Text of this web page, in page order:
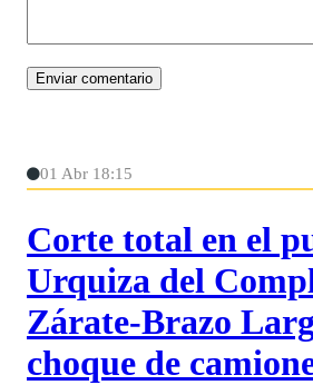
01 Abr 18:15
Corte total en el
Urquiza del
Zárate-Brazo
choque de